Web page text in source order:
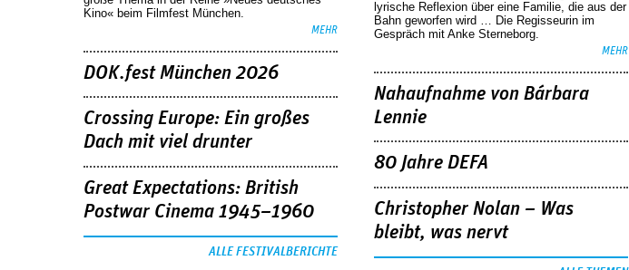
Kino« beim Filmfest München.
MEHR
DOK.fest München 2026
Crossing Europe: Ein großes
Dach mit viel drunter
Great Expectations: British
Postwar Cinema 1945–1960
ALLE FESTIVALBERICHTE
lyrische Reflexion über eine ­Familie, die aus der
Bahn geworfen wird … Die Regisseurin im
Gespräch mit Anke Sterneborg.
MEHR
Nahaufnahme von Bárbara
Lennie
80 Jahre DEFA
Christopher Nolan – Was
bleibt, was nervt